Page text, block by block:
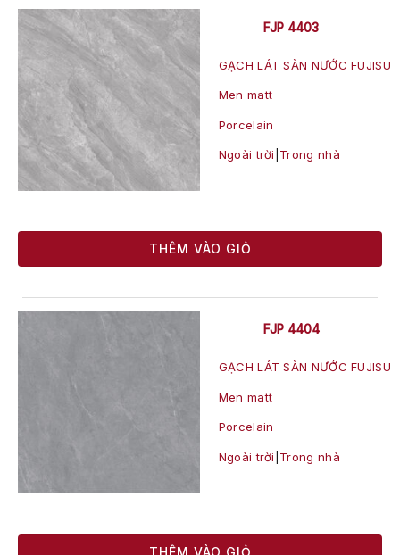
FJP 4403
GẠCH LÁT SÀN NƯỚC FUJISU
Men matt
Porcelain
Ngoài trời Trong nhà
THÊM VÀO GIỎ
FJP 4404
GẠCH LÁT SÀN NƯỚC FUJISU
Men matt
Porcelain
Ngoài trời Trong nhà
THÊM VÀO GIỎ